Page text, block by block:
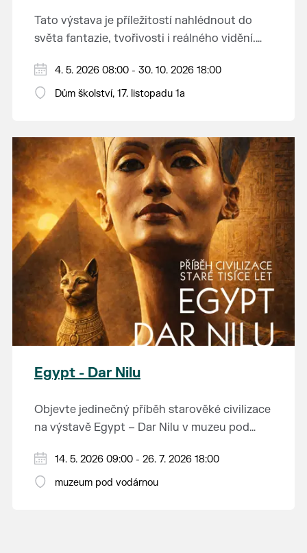
Tato výstava je příležitostí nahlédnout do
světa fantazie, tvořivosti i reálného vidění.
vlastní příběh... o radosti, vidění, objevování
světa kolem.
Děkujeme mladým umělcům za jejich úsilí,
nápaditost, nadšení, rodičům za jejich
inspirují a překvapí svou upřímností.
4. 5. 2026 08:00 - 30. 10. 2026 18:00
Dům školství, 17. listopadu 1a
Egypt - Dar Nilu
Objevte jedinečný příběh starověké civilizace
na výstavě Egypt – Dar Nilu v muzeu pod
Výstava představuje umění starého Egypta,
autentickou hrobku se sarkofágem i
14. 5. 2026 09:00 - 26. 7. 2026 18:00
muzeum pod vodárnou